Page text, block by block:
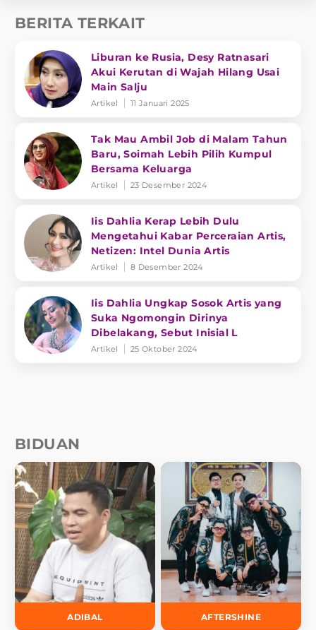
BERITA TERKAIT
Liburan ke Rusia, Desy Ratnasari
Akui Kerutan di Wajah Hilang Usai
Main Salju
Artikel 11 Januari 2025
Tak Mau Ambil Job di Malam Tahun
Baru, Soimah Lebih Pilih Kumpul
Bersama Keluarga
Artikel 23 Desember 2024
Iis Dahlia Kerap Lebih Dulu
Mengetahui Kabar Perceraian Artis,
Netizen: Intel Dunia Artis
Artikel 8 Desember 2024
Iis Dahlia Ungkap Sosok Artis yang
Suka Ngomongin Dirinya
Dibelakang, Sebut Inisial L
Artikel 25 Oktober 2024
BIDUAN
ADIBAL AFTERSHINE